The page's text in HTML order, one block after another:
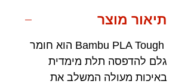
תיאור מוצר
Bambu PLA Tough הוא חומר
גלם להדפסה תלת מימדית
באיכות מעולה המשלב את